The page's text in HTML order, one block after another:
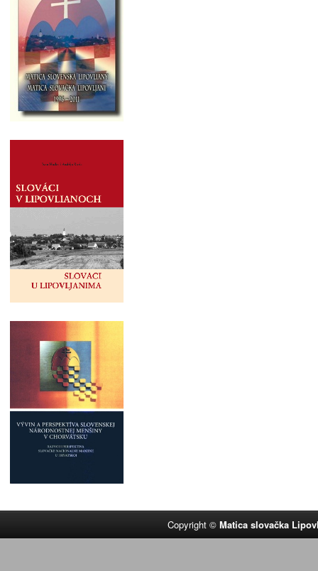
Copyright ©Matica slovačka